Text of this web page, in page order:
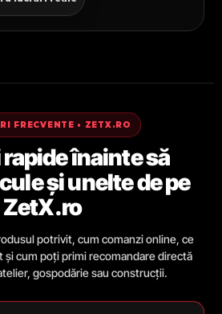
FRECVENTE • ZETX.RO
înainte să
și unelte de pe
ZetX.ro
potrivit, cum comanzi online, ce
și cum poți primi recomandare directă
gospodărie sau construcții.